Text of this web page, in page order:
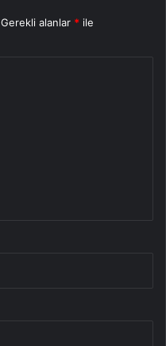
Gerekli alanlar * ile